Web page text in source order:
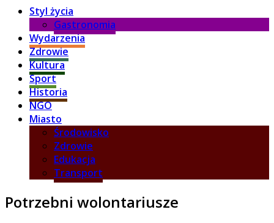
Styl życia
Gastronomia
Wydarzenia
Zdrowie
Kultura
Sport
Historia
NGO
Miasto
Środowisko
Zdrowie
Edukacja
Transport
Potrzebni wolontariusze